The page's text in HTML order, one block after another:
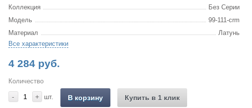
Коллекция
Без Серии
Модель
99-111-crm
Материал
Латунь
Все характеристики
4 284 руб.
Количество
- + шт. В корзину Купить в 1 клик